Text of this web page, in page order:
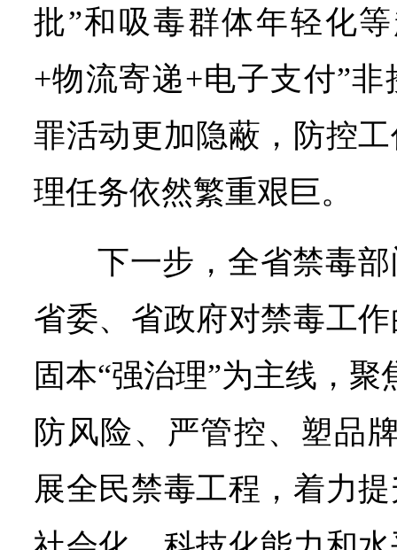
批”和吸毒群体年轻化
+物流寄递+电子支付”
罪活动更加隐蔽，防控
理任务依然繁重艰巨。
下一步，全省禁毒
省委、省政府对禁毒工
固本“强治理”为主线，
防风险、严管控、塑品
展全民禁毒工程，着力